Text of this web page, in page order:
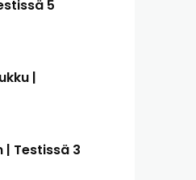
5
|
Testissä 3